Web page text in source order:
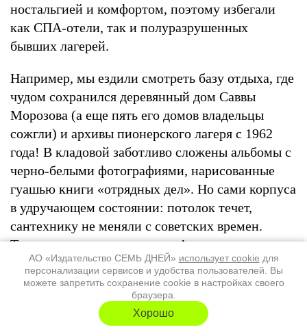
АО «Издательство СЕМЬ ДНЕЙ» использует cookie для
персонализации сервисов и удобства пользователей. Вы
можете запретить сохранение cookie в настройках своего
браузера.
Хорошо
ностальгией и комфортом, поэтому избегали
как СПА-отели, так и полуразрушенных
бывших лагерей.
Например, мы ездили смотреть базу отдыха, где
чудом сохранился деревянный дом Саввы
Морозова (а еще пять его домов владельцы
сожгли) и архивы пионерского лагеря с 1962
года! В кладовой заботливо сложены альбомы с
черно-белыми фотографиями, нарисованные
гуашью книги «отрядных дел». Но сами корпуса
в удручающем состоянии: потолок течет,
сантехнику не меняли с советских времен.
Такое нам точно не подходит!
Выбирая площадку, мы ездили и ждали
интуитивного ощущения, что именно
здесь хотим провести первую смену. Повторю: